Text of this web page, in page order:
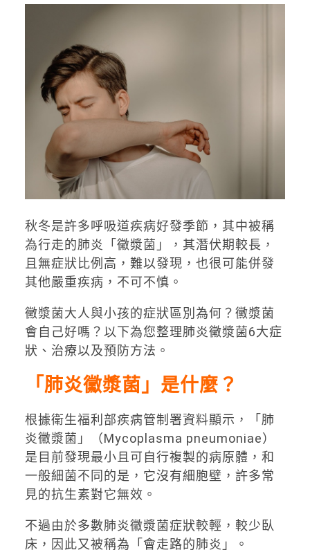
秋冬是許多呼吸道疾病好發季節，其中被稱
為行走的肺炎「黴漿菌」，其潛伏期較長，
且無症狀比例高，難以發現，也很可能併發
其他嚴重疾病，不可不慎。
黴漿菌大人與小孩的症狀區別為何？黴漿菌
會自己好嗎？以下為您整理肺炎黴漿菌6大症
狀、治療以及預防方法。
「肺炎黴漿菌」是什麼？
根據衛生福利部疾病管制署資料顯示，「肺
炎黴漿菌」（Mycoplasma pneumoniae）
是目前發現最小且可自行複製的病原體，和
一般細菌不同的是，它沒有細胞壁，許多常
見的抗生素對它無效。
不過由於多數肺炎黴漿菌症狀較輕，較少臥
床，因此又被稱為「會走路的肺炎」。